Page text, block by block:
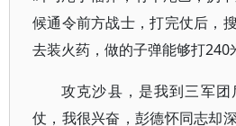
候通令前方战士，打完仗后，
去装火药，做的子弹能够打240
攻克沙县，是我到三军
仗，我很兴奋，彭德怀同志却